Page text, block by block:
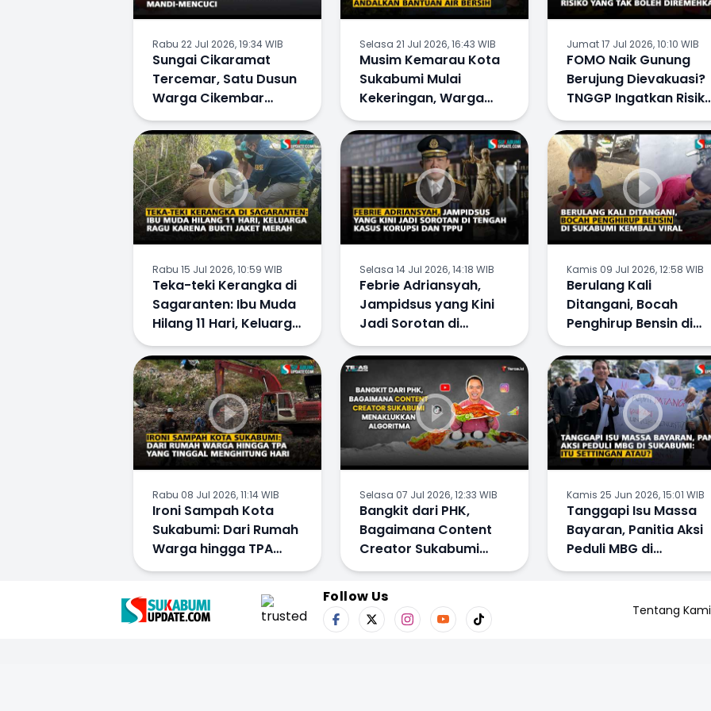
Rabu 22 Jul 2026, 19:34 WIB
Sungai Cikaramat
Tercemar, Satu Dusun
Warga Cikembar
Tetap Gunakan Airnya
untuk Mandi-Mencuci
Selasa 21 Jul 2026, 16:43 WIB
Musim Kemarau Kota
Sukabumi Mulai
Kekeringan, Warga
Tunggu Bantuan Air
Bersih
Jumat 17 Jul 2026, 10:10 WIB
FOMO Naik Gunung
Berujung Dievakuasi?
TNGGP Ingatkan
yang Tak Boleh
Diremehkan
Rabu 15 Jul 2026, 10:59 WIB
Teka-teki Kerangka di
Sagaranten: Ibu Muda
Hilang 11 Hari, Keluarga
Ragu karena Bukti
Jaket Merah
Selasa 14 Jul 2026, 14:18 WIB
Febrie Adriansyah,
Jampidsus yang Kini
Jadi Sorotan di
Tengah Kasus Korupsi
dan TPPU
Kamis 09 Jul 2026, 12:58 WIB
Berulang Kali
Ditangani, Bocah
Penghirup Bensin di
Sukabumi Kembali
Viral
Rabu 08 Jul 2026, 11:14 WIB
Ironi Sampah Kota
Sukabumi: Dari Rumah
Warga hingga TPA
yang Tinggal
Selasa 07 Jul 2026, 12:33 WIB
Bangkit dari PHK,
Bagaimana Content
Creator Sukabumi
Menaklukkan
Kamis 25 Jun 2026, 15:01 WIB
Tanggapi Isu Massa
Bayaran, Panitia Aksi
Peduli MBG di
Sukabumi: Itu
Follow Us
Tentang Kami